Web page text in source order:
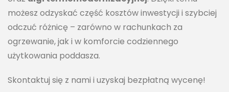
możesz odzyskać część kosztów inwestycji i szybciej
odczuć różnicę – zarówno w rachunkach za
ogrzewanie, jak i w komforcie codziennego
użytkowania poddasza.
Skontaktuj się z nami i uzyskaj bezpłatną wycenę!